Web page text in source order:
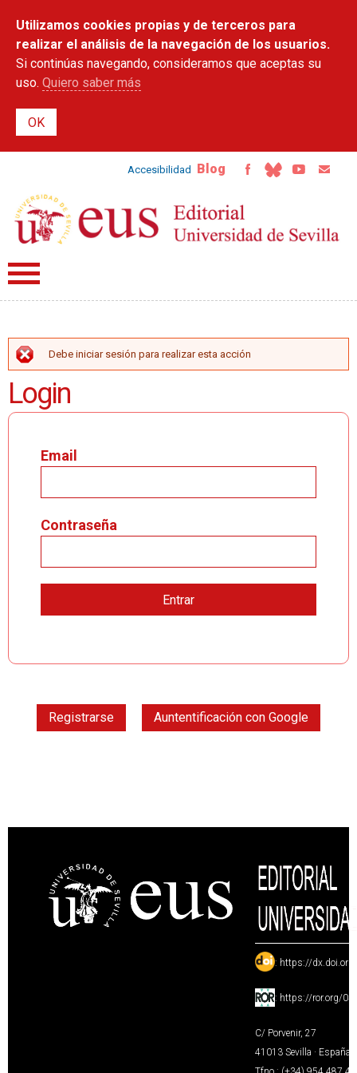
contenido
principal
Utilizamos cookies propias y de terceros para
realizar el análisis de la navegación de los usuarios.
Si continúas navegando, consideramos que aceptas su
uso. Quiero saber más
Accesibilidad Blog
MENSAJE DE ERROR
Debe iniciar sesión para realizar esta acción
Login
Email
Contraseña
Registrarse Auntentificación con Google
: https://
: https://ror.org/
C/ Porvenir, 27
41013 Sevilla · España